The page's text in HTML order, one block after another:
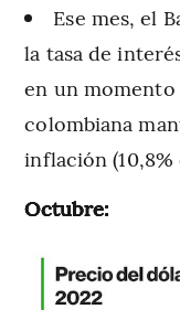
Ese mes, el
la tasa de
en un
colombiana
inflación (10,8%
Octubre: